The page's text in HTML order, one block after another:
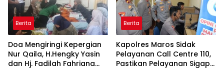
Berita
Doa Mengiringi Kepergian
Nur Qaila, H.Hengky Yasin
dan Hj. Fadilah Fahriana
Berita
Kapolres Maros Sidak
Pelayanan Call Centre 110,
Pastikan Pelayanan Sigap